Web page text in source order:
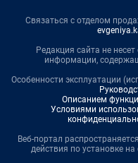
Связаться с отделом
Редакция сайта не
информации,
Особенности эксплуатации
Описанием
Условиями
Веб-портал
действия по установке